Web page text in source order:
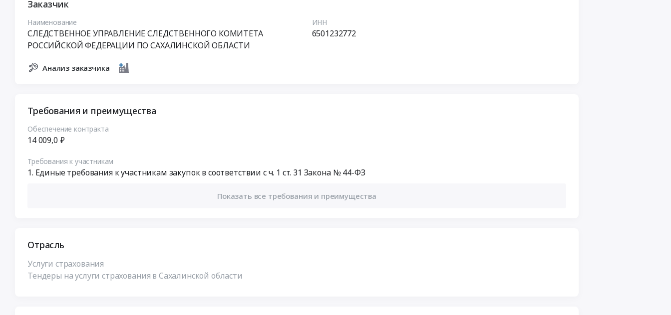
Заказчик
Наименование
СЛЕДСТВЕННОЕ УПРАВЛЕНИЕ СЛЕДСТВЕННОГО КОМИТЕТА
РОССИЙСКОЙ ФЕДЕРАЦИИ ПО САХАЛИНСКОЙ ОБЛАСТИ
Анализ заказчика
ИНН
6501232772
Требования и преимущества
Обеспечение контракта
14 009,0 ₽
Требования к участникам
Единые требования к участникам закупок в соответствии с ч. 1 ст. 31 Закона № 44-ФЗ
Показать все требования и преимущества
Отрасль
Услуги страхования
Тендеры на услуги страхования в Сахалинской области